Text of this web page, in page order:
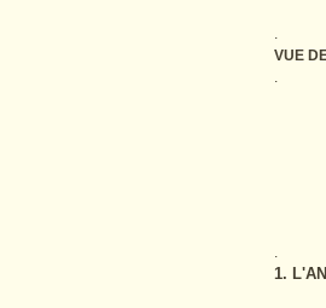
.
VUE
.
.
1.